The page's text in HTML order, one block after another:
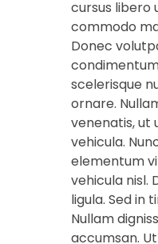
cursus libero
commodo
Donec
scelerisque
ornare.
venenatis, ut
vehicula.
elementum
vehicula nisl.
ligula. Sed in
Nullam
accumsan.